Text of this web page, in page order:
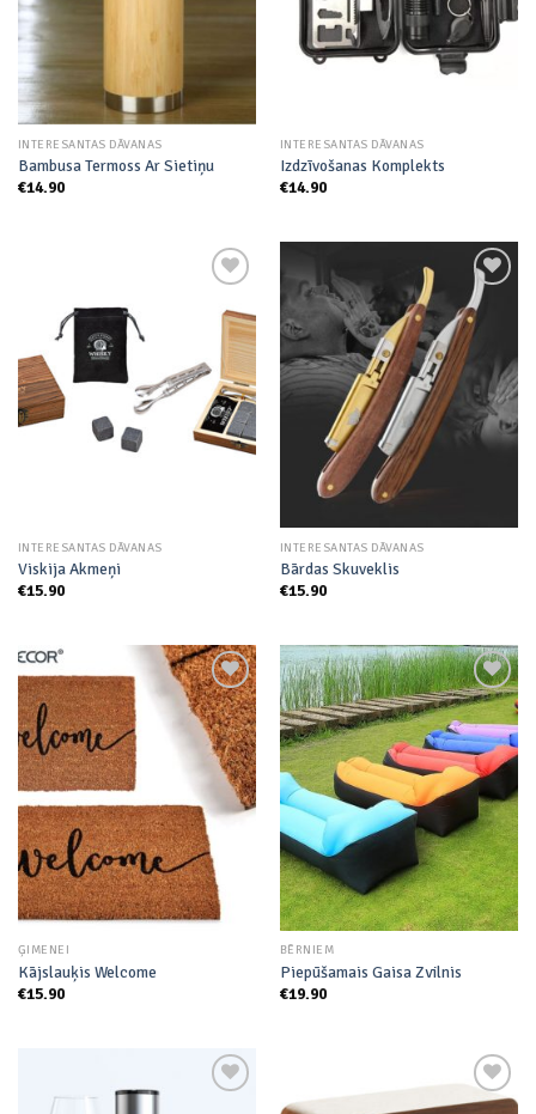
INTERESANTAS DĀVANAS
Bambusa Termoss Ar Sietiņu
€14.90
INTERESANTAS DĀVANAS
Izdzīvošanas Komplekts
€14.90
Add to
wishlist
INTERESANTAS DĀVANAS
Viskija Akmeņi
€15.90
Add to
wishlist
INTERESANTAS DĀVANAS
Bārdas Skuveklis
€15.90
Add to
wishlist
ĢIMENEI
Kājslauķis Welcome
€15.90
Add to
wishlist
BĒRNIEM
Piepūšamais Gaisa Zvilnis
€19.90